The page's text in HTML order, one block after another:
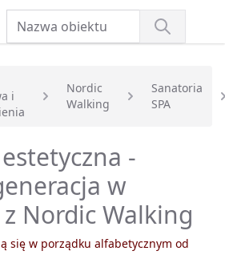
i
Nordic
Walking
Sanatoria
SPA
-
w
Nordic Walking
się w porządku alfabetycznym od